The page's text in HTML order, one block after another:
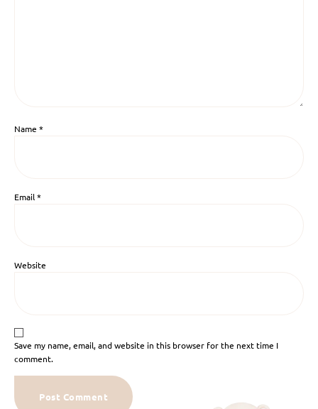
Name *
Email*
Website
Save my name, email, and website in this browser for the next time I
comment.